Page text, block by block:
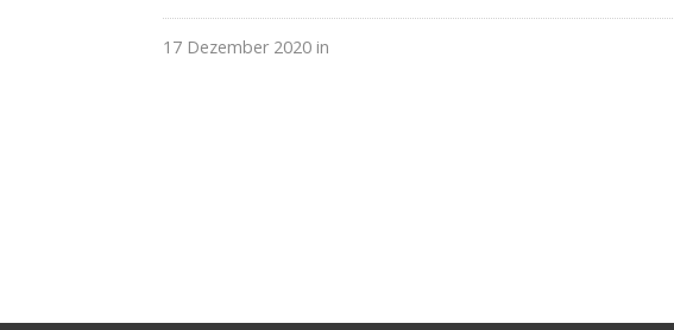
17 Dezember 2020 in